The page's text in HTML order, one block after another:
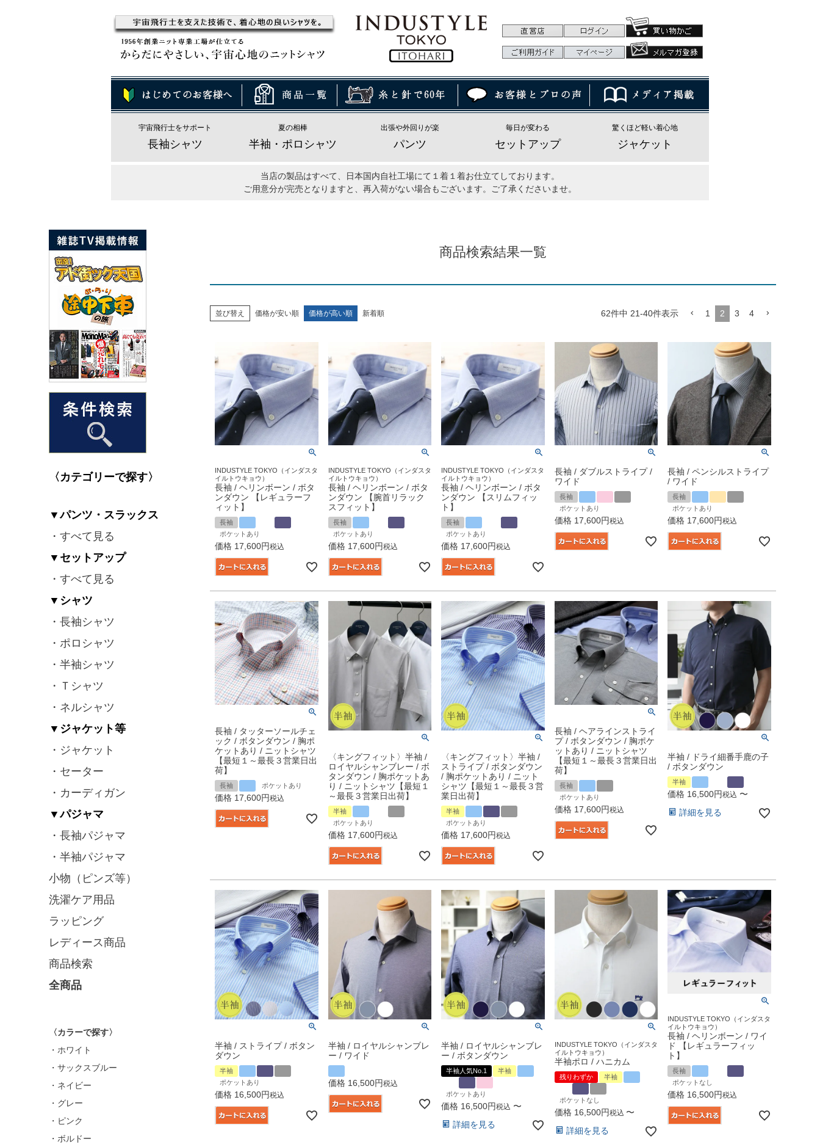
宇宙飛行士をサポート
長袖シャツ
夏の相棒
半袖・ポロシャツ
出張や外回りが楽
パンツ
毎日が変わる
セットアップ
驚くほど軽い着心地
ジャケット
当店の製品はすべて、日本国内自社工場にて１着１着お仕立てしております。
ご用意分が完売となりますと、再入荷がない場合もございます。ご了承くださいませ。
〈カテゴリーで探す〉
▼パンツ・スラックス
・すべて見る
▼セットアップ
・すべて見る
▼シャツ
・長袖シャツ
・ポロシャツ
・半袖シャツ
・Ｔシャツ
・ネルシャツ
▼ジャケット等
・ジャケット
・セーター
・カーディガン
▼パジャマ
・長袖パジャマ
・半袖パジャマ
小物（ピンズ等）
洗濯ケア用品
ラッピング
レディース商品
商品検索
全商品
〈カラーで探す〉
・ホワイト
・サックスブルー
・ネイビー
・グレー
・ピンク
・ボルドー
商品検索結果一覧
並び替え 価格が安い順 価格が高い順 新着順 62件中 21-40件表示 1 2 3 4
INDUSTYLE TOKYO（インダスタ
イルトウキョウ）
長袖 / ヘリンボーン / ボタ
ンダウン 【レギュラーフ
ィット】
長袖
ポケットあり
価格 17,600 税込
INDUSTYLE TOKYO（インダスタ
イルトウキョウ）
長袖 / ヘリンボーン / ボタ
ンダウン 【腕首リラック
スフィット】
長袖
ポケットあり
価格 17,600 税込
INDUSTYLE TOKYO（インダスタ
イルトウキョウ）
長袖 / ヘリンボーン / ボタ
ンダウン 【スリムフィッ
ト】
長袖
ポケットあり
価格 17,600 税込
長袖 / ダブルストライプ /
ワイド
長袖
ポケットあり
価格 17,600 税込
長袖 / ペンシルストライプ
/ ワイド
長袖
ポケットあり
価格 17,600 税込
長袖 / タッターソールチェ
ック / ボタンダウン / 胸ポ
ケットあり / ニットシャツ
【最短１～最長３営業日出
荷】
長袖 ポケットあり
価格 17,600 税込
〈キングフィット〉半袖 /
ロイヤルシャンブレー / ボ
タンダウン / 胸ポケットあ
り / ニットシャツ【最短１
～最長３営業日出荷】
半袖
ポケットあり
価格 17,600 税込
〈キングフィット〉半袖 /
ストライプ / ボタンダウン
/ 胸ポケットあり / ニット
シャツ【最短１～最長３営
業日出荷】
半袖
ポケットあり
価格 17,600 税込
長袖 / ヘアラインストライ
プ / ボタンダウン / 胸ポケ
ットあり / ニットシャツ
【最短１～最長３営業日出
荷】
長袖
ポケットあり
価格 17,600 税込
半袖 / ドライ細番手鹿の子
/ ボタンダウン
半袖
価格 16,500 税込 〜
詳細を見る
半袖 / ストライプ / ボタン
ダウン
半袖
ポケットあり
価格 16,500 税込
半袖 / ロイヤルシャンブレ
ー / ワイド
価格 16,500 税込
半袖 / ロイヤルシャンブレ
ー / ボタンダウン
半袖人気No.1 半袖
ポケットあり
価格 16,500 税込 〜
詳細を見る
INDUSTYLE TOKYO（インダスタ
イルトウキョウ）
半袖ポロ / ハニカム
残りわずか 半袖
ポケットなし
価格 16,500 税込 〜
詳細を見る
INDUSTYLE TOKYO（インダスタ
イルトウキョウ）
長袖 / ヘリンボーン / ワイ
ド 【レギュラーフィッ
ト】
長袖
ポケットなし
価格 16,500 税込